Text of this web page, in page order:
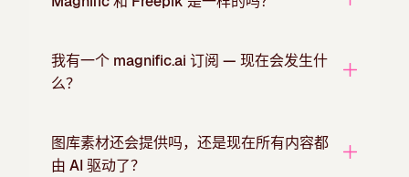
我有一个 magnific.ai 订阅 — 现在会发生什
么？
图库素材还会提供吗，还是现在所有内容都
由 AI 驱动了？